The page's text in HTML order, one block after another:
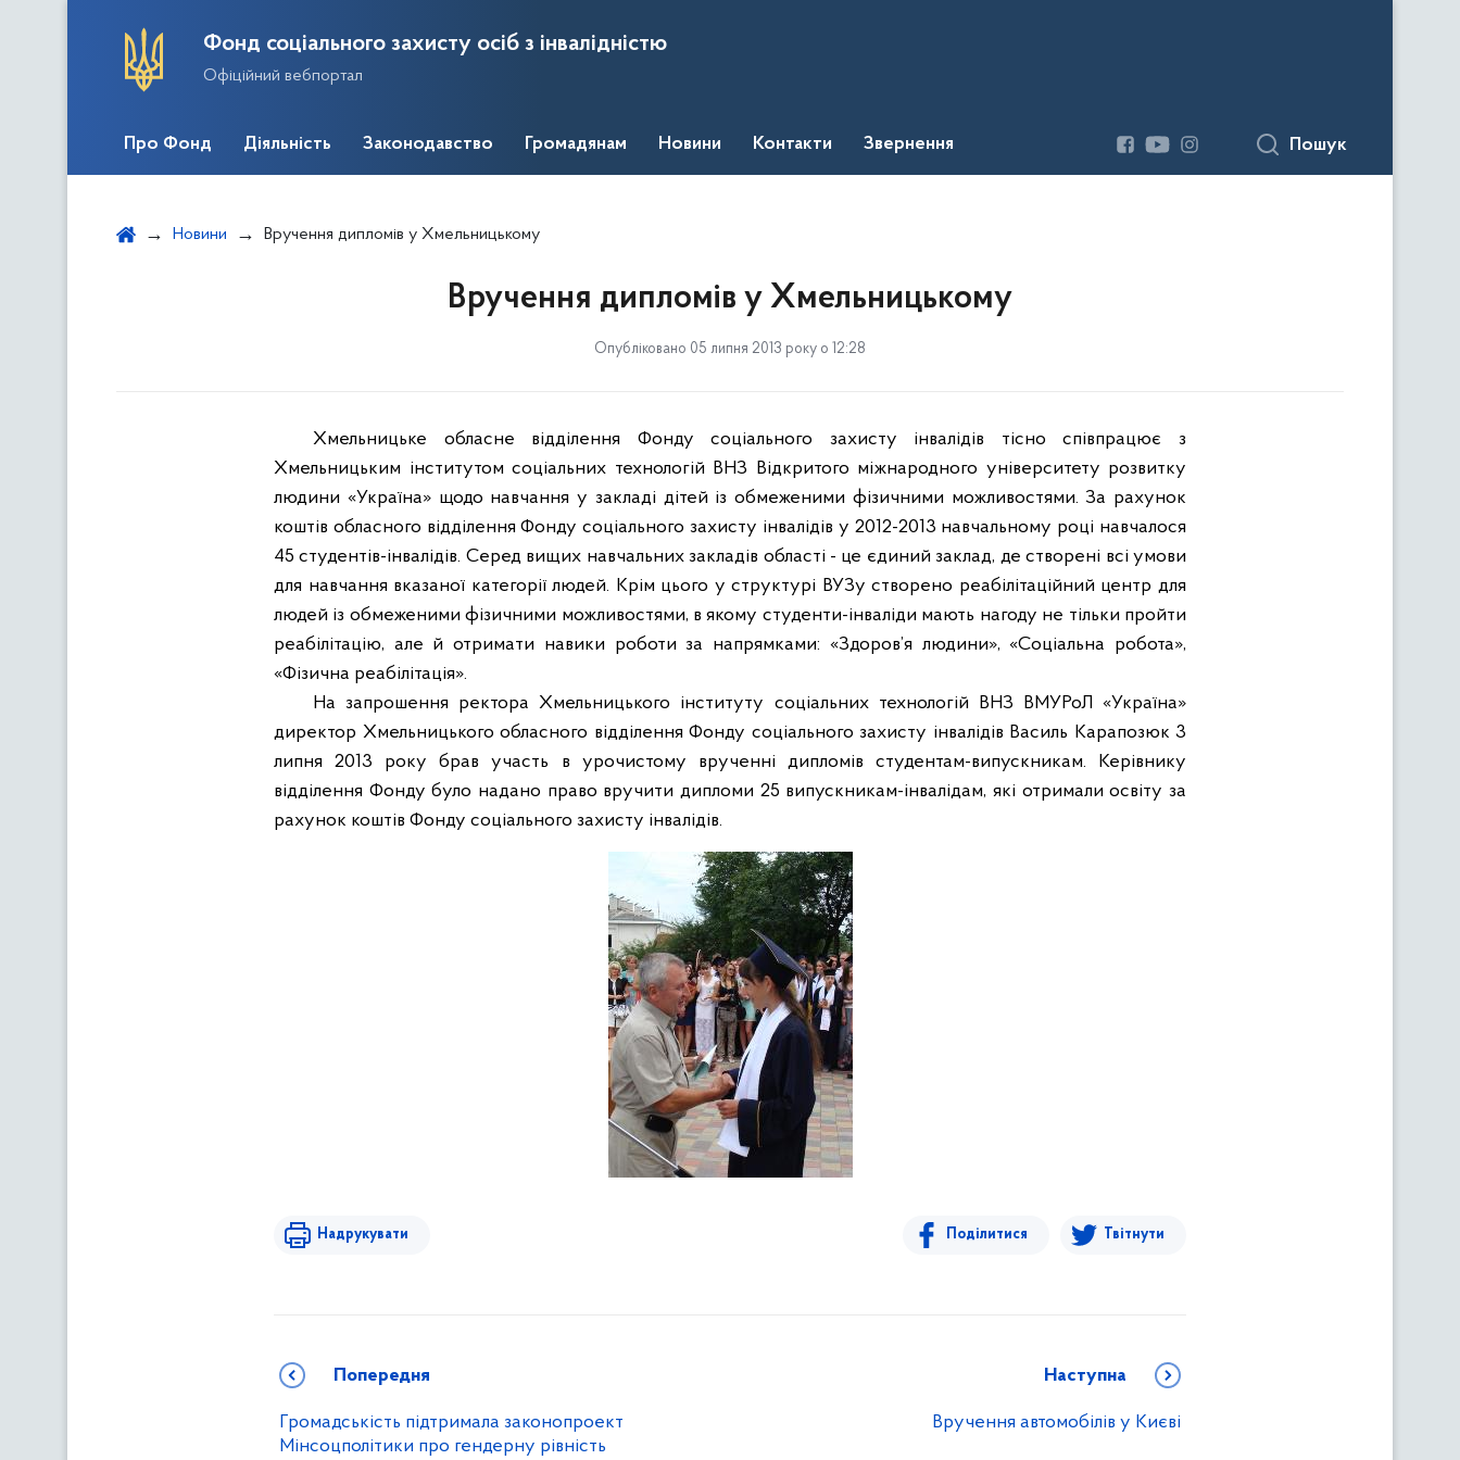
Фонд соціального захисту осіб з інвалідністю
Офіційний вебпортал
Про Фонд Діяльність Законодавство Громадянам Новини Контакти Звернення Пошук
Новини Вручення дипломів у Хмельницькому
Вручення дипломів у Хмельницькому
Опубліковано 05 липня 2013 року о 12:28
Хмельницьке обласне відділення Фонду соціального захисту інвалідів тісно співпрацює з
Хмельницьким інститутом соціальних технологій ВНЗ Відкритого міжнародного університету розвитку
людини «Україна» щодо навчання у закладі дітей із обмеженими фізичними можливостями. За рахунок
коштів обласного відділення Фонду соціального захисту інвалідів у 2012-2013 навчальному році навчалося
45 студентів-інвалідів. Серед вищих навчальних закладів області - це єдиний заклад, де створені всі умови
для навчання вказаної категорії людей. Крім цього у структурі ВУЗу створено реабілітаційний центр для
людей із обмеженими фізичними можливостями, в якому студенти-інваліди мають нагоду не тільки пройти
реабілітацію, але й отримати навики роботи за напрямками: «Здоров’я людини», «Соціальна робота»,
«Фізична реабілітація».
На запрошення ректора Хмельницького інституту соціальних технологій ВНЗ ВМУРоЛ «Україна»
директор Хмельницького обласного відділення Фонду соціального захисту інвалідів Василь Карапозюк 3
липня 2013 року брав участь в урочистому врученні дипломів студентам-випускникам. Керівнику
відділення Фонду було надано право вручити дипломи 25 випускникам-інвалідам, які отримали освіту за
рахунок коштів Фонду соціального захисту інвалідів.
Надрукувати Поділитися Твітнути
Попередня
Громадськість підтримала законопроект
Мінсоцполітики про гендерну рівність
Наступна
Вручення автомобілів у Києві